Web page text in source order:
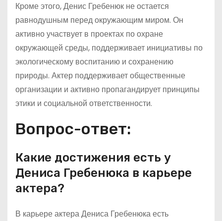
Кроме этого, Денис Гребенюк не остается
равнодушным перед окружающим миром. Он
активно участвует в проектах по охране
окружающей среды, поддерживает инициативы по
экологическому воспитанию и сохранению
природы. Актер поддерживает общественные
организации и активно пропагандирует принципы
этики и социальной ответственности.
Вопрос-ответ:
Какие достижения есть у
Дениса Гребенюка в карьере
актера?
В карьере актера Дениса Гребенюка есть